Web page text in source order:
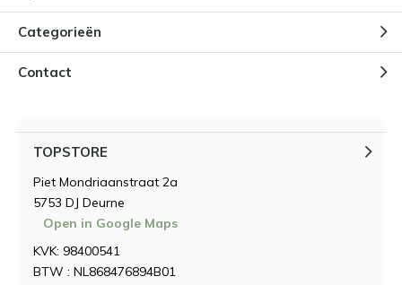
Categorieën
Contact
TOPSTORE
Piet Mondriaanstraat 2a
5753 DJ Deurne
Open in Google Maps
KVK: 98400541
BTW : NL868476894B01